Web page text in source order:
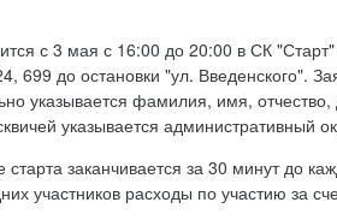
с 3 мая с 16:00 до 20:00 в СК
до остановки "ул. Введенского".
указывается фамилия, имя,
указывается административный
заканчивается за 30 минут до
участников расходы по участию за